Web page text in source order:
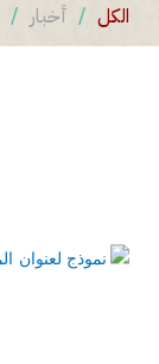
الكل / أخبار /